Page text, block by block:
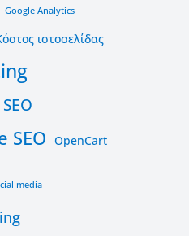
Google Analytics
ιστοσελίδας
SEO OpenCart
media